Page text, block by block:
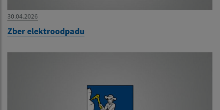
30.04.2026
Zber elektroodpadu